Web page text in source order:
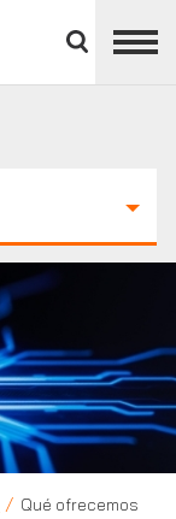
panel
Qué ofrecemos